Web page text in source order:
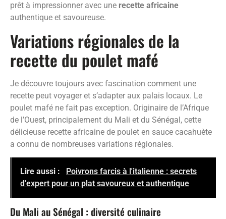
prêt à impressionner avec une recette africaine
authentique et savoureuse.
Variations régionales de la
recette du poulet mafé
Je découvre toujours avec fascination comment une
recette peut voyager et s’adapter aux palais locaux. Le
poulet mafé ne fait pas exception. Originaire de l’Afrique
de l’Ouest, principalement du Mali et du Sénégal, cette
délicieuse recette africaine de poulet en sauce cacahuète
a connu de nombreuses variations régionales.
Lire aussi :
Poivrons farcis à l'italienne : secrets
d'expert pour un plat savoureux et authentique
Du Mali au Sénégal : diversité culinaire